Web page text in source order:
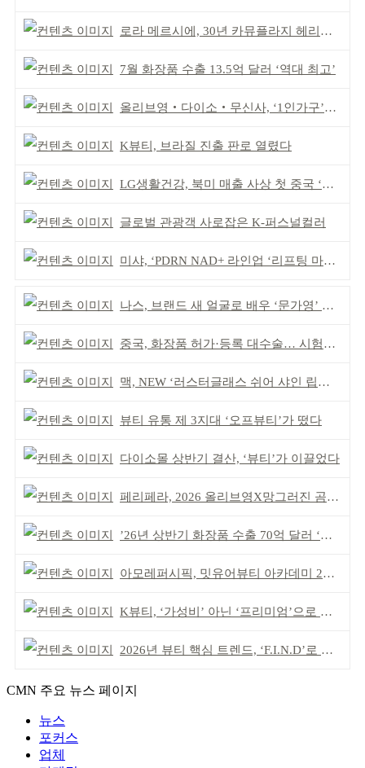
로라 메르시에, 30년 카뮤플라지 헤리티지 담아
7월 화장품 수출 13.5억 달러 ‘역대 최고’
올리브영‧다이소‧무신사, ‘1인가구’가 이끈다
K뷰티, 브라질 진출 판로 열렸다
LG생활건강, 북미 매출 사상 첫 중국 ‘추월’
글로벌 관광객 사로잡은 K-퍼스널컬러
미샤, ‘PDRN NAD+ 라인업 ‘리프팅 마스크’ 출시
나스, 브랜드 새 얼굴로 배우 ‘문가영’ 발탁
중국, 화장품 허가·등록 대수술… 시험자료 공용 허용
맥, NEW ‘러스터글래스 쉬어 샤인 립스틱’ 출시
뷰티 유통 제 3지대 ‘오프뷰티’가 떴다
다이소몰 상반기 결산, ‘뷰티’가 이끌었다
페리페라, 2026 올리브영X망그러진 곰 콜라보
’26년 상반기 화장품 수출 70억 달러 ‘역대 최고’
아모레퍼시픽, 밋유어뷰티 아카데미 2기 발대식
K뷰티, ‘가성비’ 아닌 ‘프리미엄’으로 승부걸어야
2026년 뷰티 핵심 트렌드, ‘F.I.N.D’로 읽는다
CMN 주요 뉴스 페이지
뉴스
포커스
업체